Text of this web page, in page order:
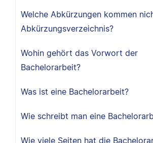
Welche Abkürzungen kommen
Abkürzungsverzeichnis?
Wohin gehört das Vorwort der
Bachelorarbeit?
Was ist eine Bachelorarbeit?
Wie schreibt man eine
Wie viele Seiten hat die